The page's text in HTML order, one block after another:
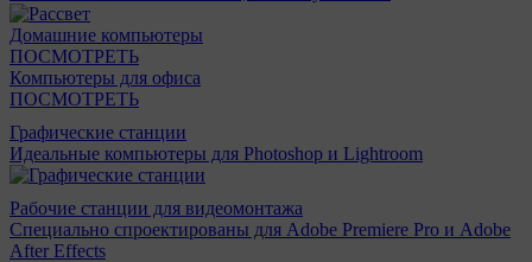
Домашние компьютеры
ПОСМОТРЕТЬ
Компьютеры для офиса
ПОСМОТРЕТЬ
Графические станции
Идеальные компьютеры для Photoshop и Lightroom
Рабочие станции для видеомонтажа
Специально спроектированы для Adobe Premiere Pro и Adobe
After Effects